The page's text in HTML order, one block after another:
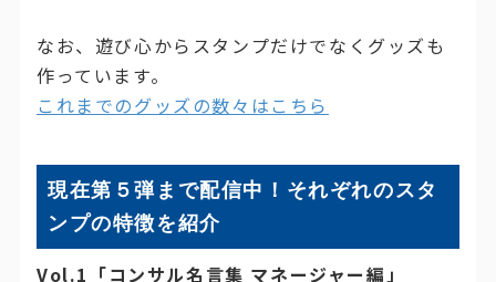
なお、遊び心からスタンプだけでなくグッズも
作っています。
これまでのグッズの数々はこちら
現在第５弾まで配信中！それぞれのスタ
ンプの特徴を紹介
Vol.1「コンサル名言集 マネージャー編」